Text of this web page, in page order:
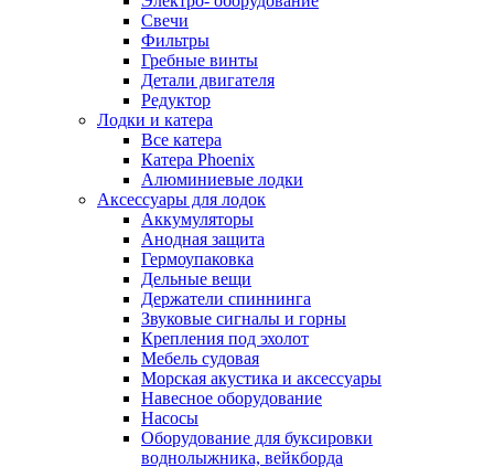
Свечи
Фильтры
Гребные винты
Детали двигателя
Редуктор
Лодки и катера
Все катера
Катера Phoenix
Алюминиевые лодки
Аксессуары для лодок
Аккумуляторы
Анодная защита
Гермоупаковка
Дельные вещи
Держатели спиннинга
Звуковые сигналы и горны
Крепления под эхолот
Мебель судовая
Морская акустика и аксессуары
Навесное оборудование
Насосы
Оборудование для буксировки
воднолыжника, вейкборда